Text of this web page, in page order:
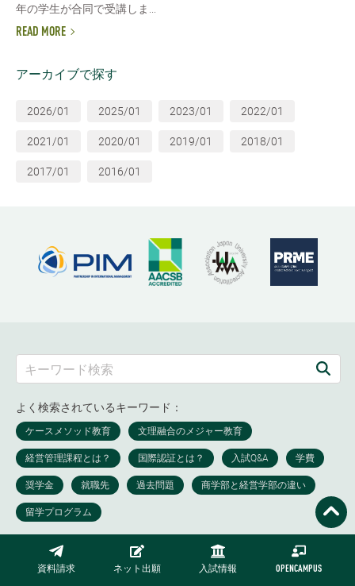
資料請求 ネット出願 入試情報 OPENCAMPUS
年の学生が合同で受講しま...
READ MORE
アーカイブで探す
2026/01 2025/01 2023/01 2022/01
2021/01 2020/01 2019/01 2018/01
2017/01 2016/01
よく検索されているキーワード：